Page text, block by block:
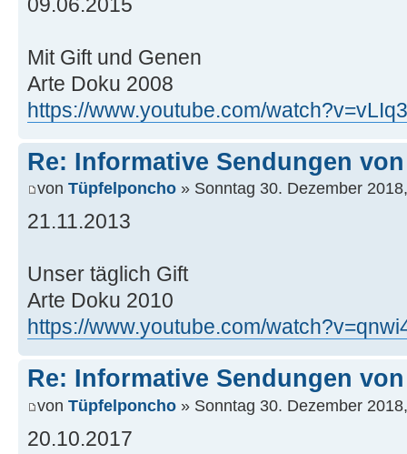
Mit Gift und Genen
Arte Doku 2008
https://www.youtube.com/
Re: Informative Sendungen
von Tüpfelponcho » Sonntag 30. Dezember
21.11.2013
Unser täglich Gift
Arte Doku 2010
https://www.youtube.com/
Re: Informative Sendungen
von Tüpfelponcho » Sonntag 30. Dezember
20.10.2017